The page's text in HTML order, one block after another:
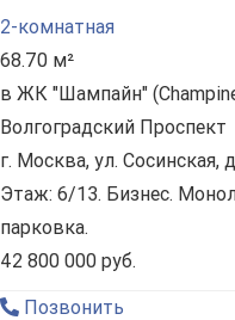
2-комнатная
68.70 м²
в ЖК "Шампайн"
Волгоградский Проспект
г. Москва, ул. Сосинская,
Этаж: 6/13. Бизнес.
парковка.
42 800 000 руб.
Позвонить